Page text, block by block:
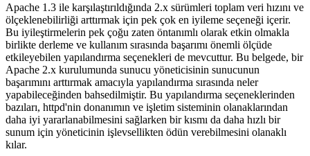
Apache 1.3 ile karşılaştırıldığında 2.x sürümleri toplam veri hızını ve
ölçeklenebilirliği arttırmak için pek çok en iyileme seçeneği içerir.
Bu iyileştirmelerin pek çoğu zaten öntanımlı olarak etkin olmakla
birlikte derleme ve kullanım sırasında başarımı önemli ölçüde
etkileyebilen yapılandırma seçenekleri de mevcuttur. Bu belgede, bir
Apache 2.x kurulumunda sunucu yöneticisinin sunucunun
başarımını arttırmak amacıyla yapılandırma sırasında neler
yapabileceğinden bahsedilmiştir. Bu yapılandırma seçeneklerinden
bazıları, httpd'nin donanımın ve işletim sisteminin olanaklarından
daha iyi yararlanabilmesini sağlarken bir kısmı da daha hızlı bir
sunum için yöneticinin işlevsellikten ödün verebilmesini olanaklı
kılar.